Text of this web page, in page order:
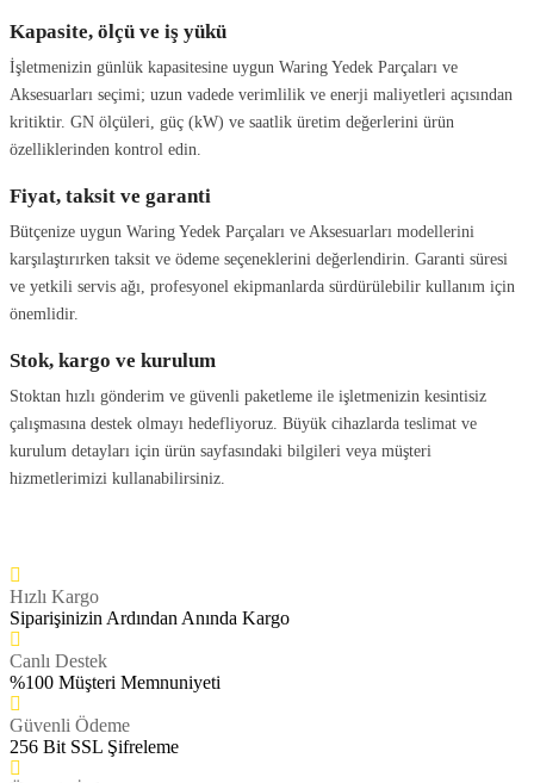
Kapasite, ölçü ve iş yükü
İşletmenizin günlük kapasitesine uygun Waring Yedek Parçaları ve
Aksesuarları seçimi; uzun vadede verimlilik ve enerji maliyetleri açısından
kritiktir. GN ölçüleri, güç (kW) ve saatlik üretim değerlerini ürün
özelliklerinden kontrol edin.
Fiyat, taksit ve garanti
Bütçenize uygun Waring Yedek Parçaları ve Aksesuarları modellerini
karşılaştırırken taksit ve ödeme seçeneklerini değerlendirin. Garanti süresi
ve yetkili servis ağı, profesyonel ekipmanlarda sürdürülebilir kullanım için
önemlidir.
Stok, kargo ve kurulum
Stoktan hızlı gönderim ve güvenli paketleme ile işletmenizin kesintisiz
çalışmasına destek olmayı hedefliyoruz. Büyük cihazlarda teslimat ve
kurulum detayları için ürün sayfasındaki bilgileri veya müşteri
hizmetlerimizi kullanabilirsiniz.
Hızlı Kargo
Siparişinizin Ardından Anında Kargo
Canlı Destek
%100 Müşteri Memnuniyeti
Güvenli Ödeme
256 Bit SSL Şifreleme